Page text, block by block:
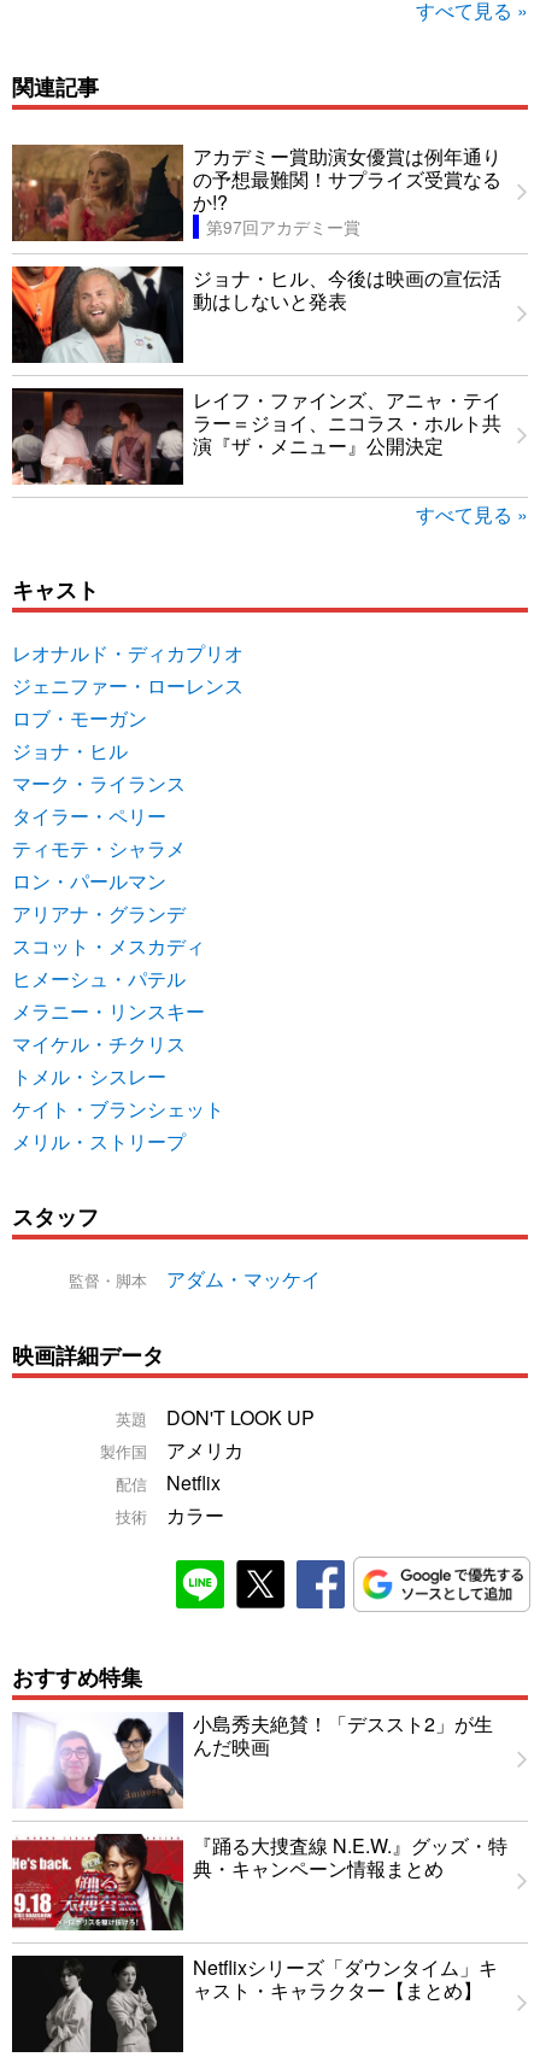
すべて見る »
関連記事
アカデミー賞助演女優賞は例年通り
の予想最難関！サプライズ受賞なる
か!?
第97回アカデミー賞
ジョナ・ヒル、今後は映画の宣伝活
動はしないと発表
レイフ・ファインズ、アニャ・テイ
ラー＝ジョイ、ニコラス・ホルト共
演『ザ・メニュー』公開決定
すべて見る »
キャスト
レオナルド・ディカプリオ
ジェニファー・ローレンス
ロブ・モーガン
ジョナ・ヒル
マーク・ライランス
タイラー・ペリー
ティモテ・シャラメ
ロン・パールマン
アリアナ・グランデ
スコット・メスカディ
ヒメーシュ・パテル
メラニー・リンスキー
マイケル・チクリス
トメル・シスレー
ケイト・ブランシェット
メリル・ストリープ
スタッフ
監督・脚本 アダム・マッケイ
映画詳細データ
英題 DON'T LOOK UP
製作国 アメリカ
配信 Netflix
技術 カラー
おすすめ特集
小島秀夫絶賛！「デススト2」が生
んだ映画
『踊る大捜査線 N.E.W.』グッズ・特
典・キャンペーン情報まとめ
Netflixシリーズ「ダウンタイム」キ
ャスト・キャラクター【まとめ】